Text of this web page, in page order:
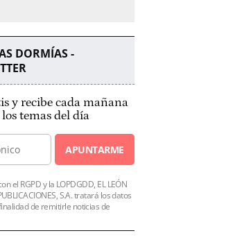
DORMÍAS -
y recibe cada mañana
temas del día
APUNTARME
el RGPD y la LOPDGDD, EL LEÓN
S.A. tratará los datos
de remitirle noticias de